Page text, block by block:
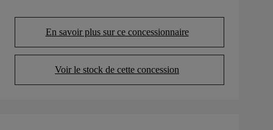
En savoir plus sur ce concessionnaire
(Opens in new tab)
Voir le stock de cette concession
(Opens in new tab)